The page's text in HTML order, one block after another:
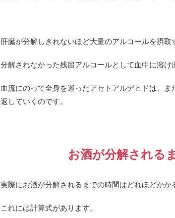
肝臓が分解しきれないほど大量のアルコールを摂取
分解されなかった残留アルコールとして血中に溶け
血流にのって全身を巡ったアセトアルデヒドは、
返していくのです。
お酒が分解される
実際にお酒が分解されるまでの時間はどれほどかか
これには計算式があります。